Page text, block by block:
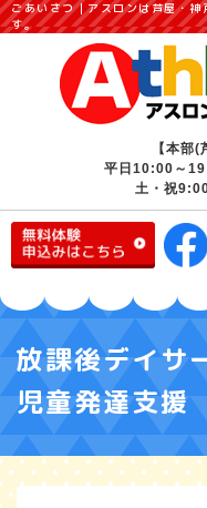
ごあいさつ｜アスロンは芦屋・
す。
【本部
平日10:00～
土・祝
放課後デイサ
児童発達支援